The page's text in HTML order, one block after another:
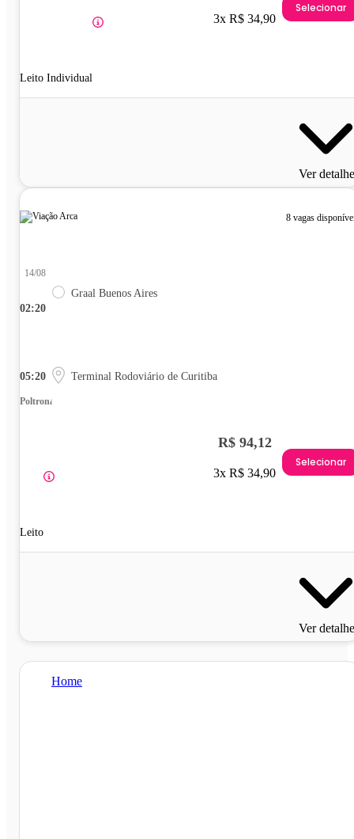
Leito Individual
3x R$ 34,90
Selecionar
Ver
8 vagas
02:20
14/08
Graal Buenos Aires
05:20 Terminal Rodoviário de Curitiba
Poltrona
Leito
R$ 94,12
3x R$ 34,90
Selecionar
Ver
Home